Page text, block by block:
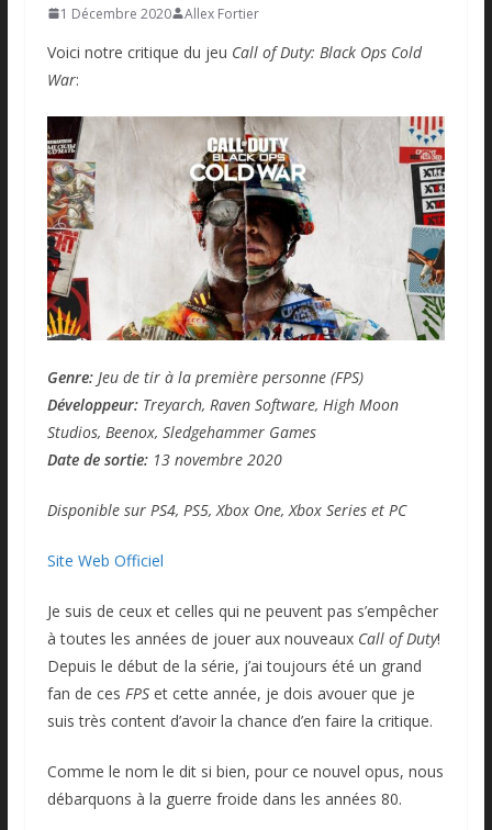
1 Décembre 2020 Allex Fortier
Voici notre critique du jeu Call of Duty: Black Ops Cold
War:
Genre: Jeu de tir à la première personne (FPS)
Développeur: Treyarch, Raven Software, High Moon
Studios, Beenox, Sledgehammer Games
Date de sortie: 13 novembre 2020
Disponible sur PS4, PS5, Xbox One, Xbox Series et PC
Site Web Officiel
Je suis de ceux et celles qui ne peuvent pas s’empêcher
à toutes les années de jouer aux nouveaux Call of Duty!
Depuis le début de la série, j’ai toujours été un grand
fan de ces FPSet cette année, je dois avouer que je
suis très content d’avoir la chance d’en faire la critique.
Comme le nom le dit si bien, pour ce nouvel opus, nous
débarquons à la guerre froide dans les années 80.